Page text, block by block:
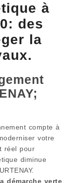
à
des
la
compte à
votre
réel pour
diminue
démarche verte